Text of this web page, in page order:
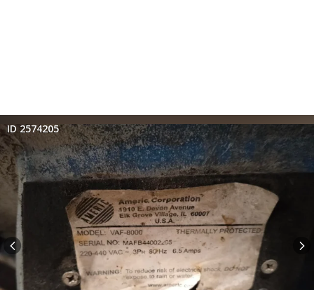
ID 2574205